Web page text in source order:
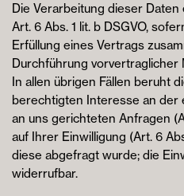
Die Verarbeitung dieser
Art. 6 Abs. 1 lit. b DSGVO,
Erfüllung eines Vertrags
Durchführung
In allen übrigen Fällen beruht
berechtigten Interesse an der
an uns gerichteten Anfragen
auf Ihrer Einwilligung (Art. 6
diese abgefragt wurde; die
widerrufbar.